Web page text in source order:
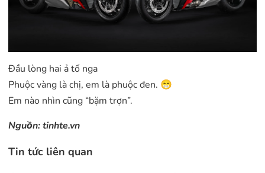
Đầu lòng hai ả tố nga
Phuộc vàng là chị, em là phuộc đen. 😁
Em nào nhìn cũng “bặm trợn”.
Nguồn:tinhte.vn
Tin tức liên quan